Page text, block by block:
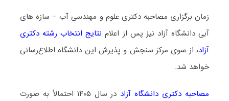
زمان برگزاری مصاحبه دکتری علوم و مهندسی آب – سازه ‌های
آبی دانشگاه آزاد نیز پس از اعلام نتایج انتخاب رشته دکتری
آزاد، از سوی مرکز سنجش و پذیرش این دانشگاه اطلاع‌رسانی
خواهد شد.
مصاحبه دکتری دانشگاه آزاد
در سال ۱۴۰۵ احتمالاً به صورت